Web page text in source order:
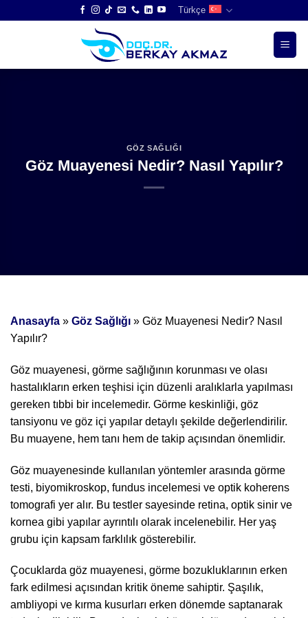
Türkçe
GÖZ SAĞLIĞI
Göz Muayenesi Nedir? Nasıl Yapılır?
Anasayfa » Göz Sağlığı » Göz Muayenesi Nedir? Nasıl
Yapılır?
Göz muayenesi, görme sağlığının korunması ve olası
hastalıkların erken teşhisi için düzenli aralıklarla yapılması
gereken tıbbi bir incelemedir. Görme keskinliği, göz
tansiyonu ve göz içi yapılar detaylı şekilde değerlendirilir.
Bu muayene, hem tanı hem de takip açısından önemlidir.
Göz muayenesinde kullanılan yöntemler arasında görme
testi, biyomikroskop, fundus incelemesi ve optik koherens
tomografi yer alır. Bu testler sayesinde retina, optik sinir ve
kornea gibi yapılar ayrıntılı olarak incelenebilir. Her yaş
grubu için kapsam farklılık gösterebilir.
Çocuklarda göz muayenesi, görme bozukluklarının erken
fark edilmesi açısından kritik öneme sahiptir. Şaşılık,
ambliyopi ve kırma kusurları erken dönemde saptanarak